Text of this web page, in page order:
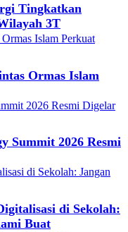
Tingkatkan
3T
Ormas Islam
Summit 2026 Resmi
di Sekolah:
Buat